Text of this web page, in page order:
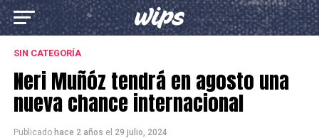
SIN CATEGORÍA
Neri Muñóz tendrá en agosto una
nueva chance internacional
Publicado hace 2 años el 29 julio, 2024